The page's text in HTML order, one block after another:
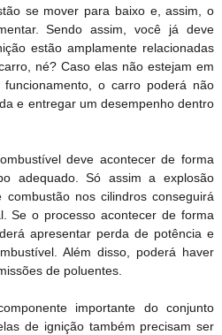
se mover para baixo e, assim, o
Sendo assim, você já deve
estão amplamente relacionadas
né? Caso elas não estejam em
o carro poderá não
e entregar um desempenho dentro
deve acontecer de forma
adequado. Só assim a explosão
combustão nos cilindros conseguir
Se o processo acontecer de forma
apresentar perda de potência e
Além disso, poderá haver
de poluentes.
importante do conjunto
de ignição também precisam ser